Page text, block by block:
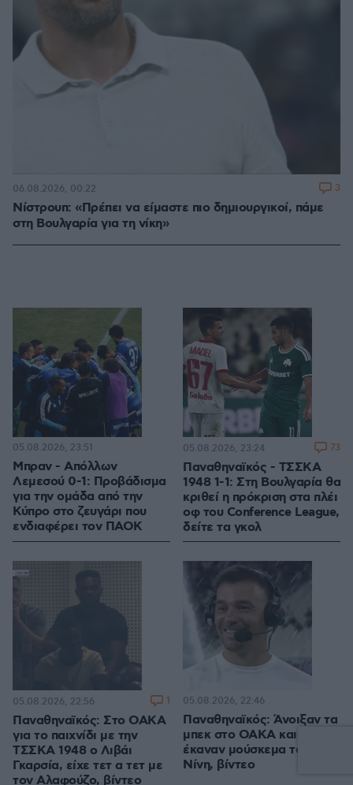
Νίστρουπ: «Πρέπει να είμαστε πιο δημιουργικοί, πάμε
στη Βουλγαρία για τη νίκη»
06.08.2026, 00:22 3
Μπραν - Απόλλων
Λεμεσού 0-1: Προβάδισμα
για την ομάδα από την
Κύπρο στο ζευγάρι που
ενδιαφέρει τον ΠΑΟΚ
05.08.2026, 23:51
Παναθηναϊκός - ΤΣΣΚΑ
1948 1-1: Στη Βουλγαρία θα
κριθεί η πρόκριση στα πλέι
οφ του Conference League,
δείτε τα γκολ
05.08.2026, 23:24 73
Παναθηναϊκός: Στο ΟΑΚΑ
για το παιχνίδι με την
ΤΣΣΚΑ 1948 ο Λιβάι
Γκαρσία, είχε τετ α τετ με
τον Αλαφούζο, βίντεο
05.08.2026, 22:56 1
Παναθηναϊκός: Άνοιξαν τα
μπεκ στο ΟΑΚΑ και
έκαναν μούσκεμα τον
Νίνη, βίντεο
05.08.2026, 22:46